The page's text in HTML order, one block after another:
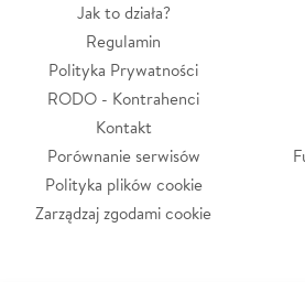
Jak to działa?
Regulamin
Polityka Prywatności
RODO - Kontrahenci
Kontakt
Porównanie serwisów
Polityka plików cookie
Zarządzaj zgodami cookie